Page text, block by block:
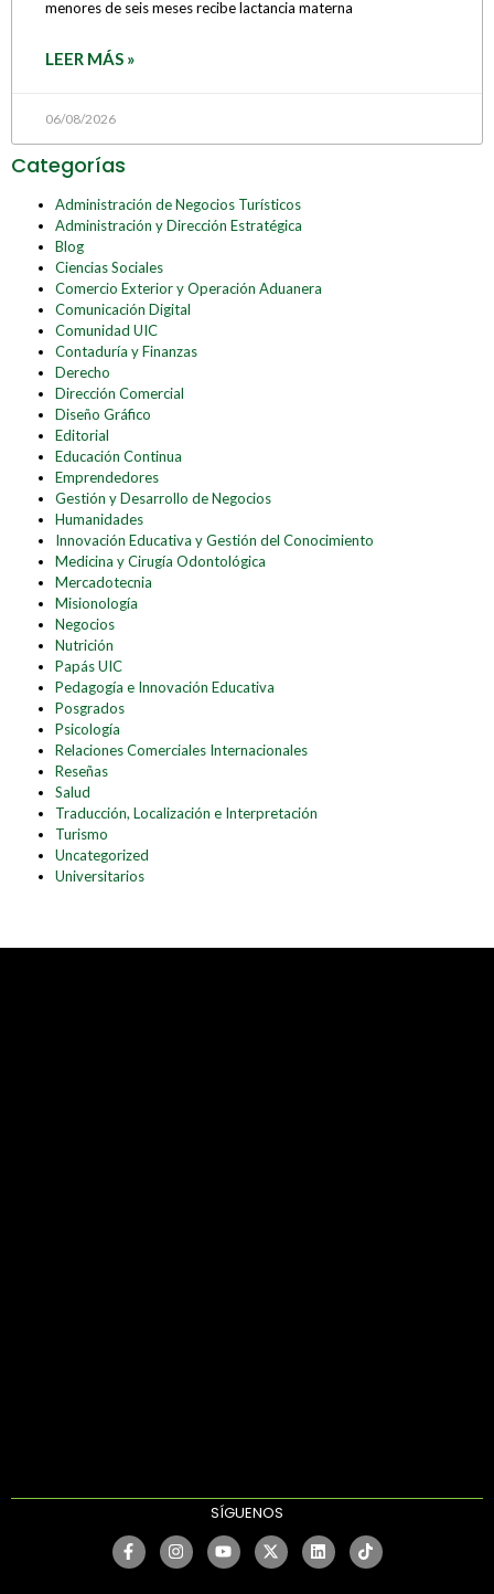
menores de seis meses recibe lactancia materna
LEER MÁS »
06/08/2026
Categorías
Administración de Negocios Turísticos
Administración y Dirección Estratégica
Blog
Ciencias Sociales
Comercio Exterior y Operación Aduanera
Comunicación Digital
Comunidad UIC
Contaduría y Finanzas
Derecho
Dirección Comercial
Diseño Gráfico
Editorial
Educación Continua
Emprendedores
Gestión y Desarrollo de Negocios
Humanidades
Innovación Educativa y Gestión del Conocimiento
Medicina y Cirugía Odontológica
Mercadotecnia
Misionología
Negocios
Nutrición
Papás UIC
Pedagogía e Innovación Educativa
Posgrados
Psicología
Relaciones Comerciales Internacionales
Reseñas
Salud
Traducción, Localización e Interpretación
Turismo
Uncategorized
Universitarios
SÍGUENOS